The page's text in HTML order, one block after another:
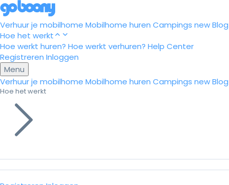
Verhuur je mobilhome Mobilhome huren Campings newBlog
Hoe het werkt
Hoe werkt huren? Hoe werkt verhuren? Help Center
Registreren Inloggen
Menu
Verhuur je mobilhome Mobilhome huren Campings newBlog
Hoe het werkt